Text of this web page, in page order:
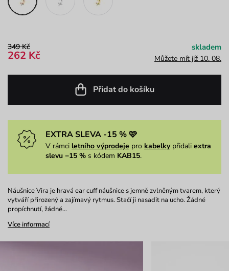
349 Kč
262 Kč
skladem
Můžete mít již 10. 08.
Přidat do košíku
EXTRA SLEVA -15 % 🩷
V rámci letního výprodeje pro kabelkypřidali extra
slevu −15 % s kódem KAB15.
Náušnice Vira je hravá ear cuff náušnice s jemně zvlněným tvarem, který
vytváří přirozený a zajímavý rytmus. Stačí ji nasadit na ucho. Žádné
propíchnutí, žádné…
Více informací